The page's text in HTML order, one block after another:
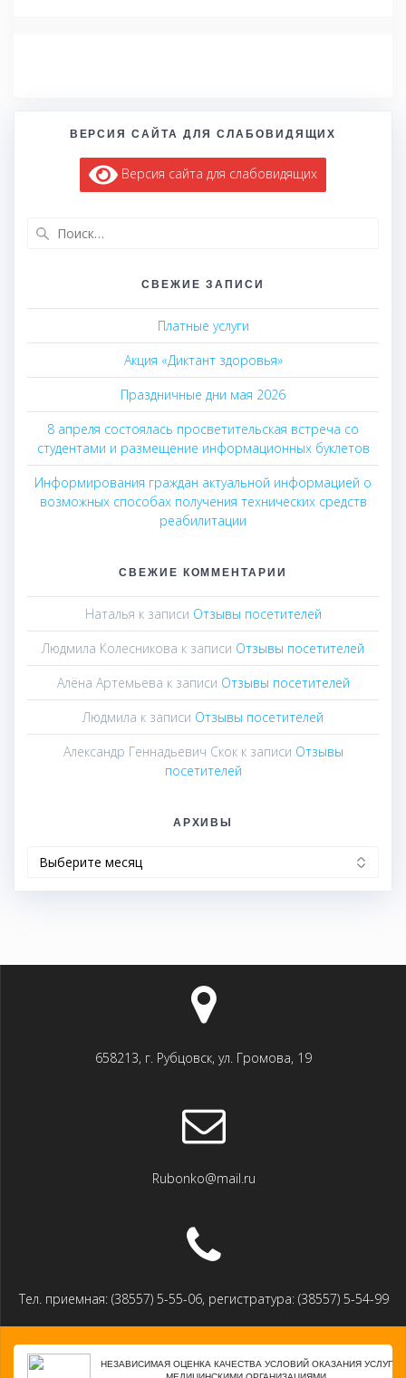
ВЕРСИЯ САЙТА ДЛЯ СЛАБОВИДЯЩИХ
Версия сайта для слабовидящих
СВЕЖИЕ ЗАПИСИ
Платные услуги
Акция «Диктант здоровья»
Праздничные дни мая 2026
8 апреля состоялась просветительская встреча со
студентами и размещение информационных буклетов
Информирования граждан актуальной информацией о
возможных способах получения технических средств
реабилитации
СВЕЖИЕ КОММЕНТАРИИ
Наталья к записи Отзывы посетителей
Людмила Колесникова к записи Отзывы посетителей
Алёна Артемьева к записи Отзывы посетителей
Людмила к записи Отзывы посетителей
Александр Геннадьевич Скокк записи Отзывы
посетителей
АРХИВЫ
658213, г. Рубцовск, ул. Громова, 19
Rubonko@mail.ru
Тел. приемная: (38557) 5-55-06, регистратура: (38557) 5-54-99
НЕЗАВИСИМАЯ ОЦЕНКА КАЧЕСТВА УСЛОВИЙ ОКАЗАНИЯ УСЛУГ